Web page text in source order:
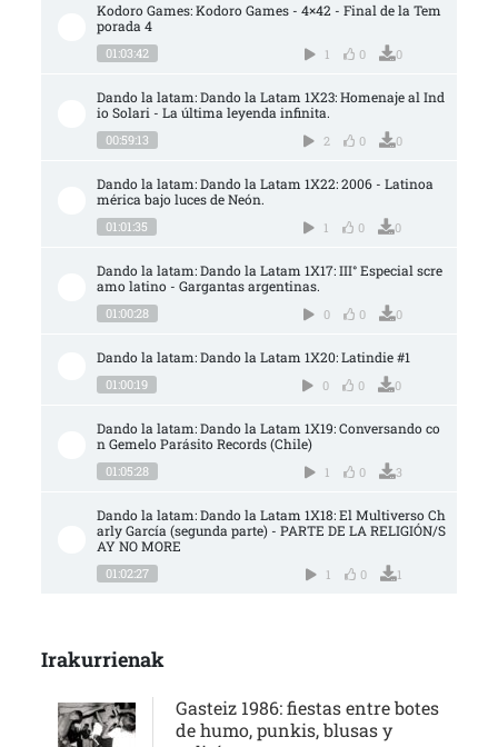
Kodoro Games: Kodoro Games - 4×42 - Final de la Tem
porada 4
01:03:42 1 0 0
Dando la latam: Dando la Latam 1X23: Homenaje al Ind
io Solari - La última leyenda infinita.
00:59:13 2 0 0
Dando la latam: Dando la Latam 1X22: 2006 - Latinoa
mérica bajo luces de Neón.
01:01:35 1 0 0
Dando la latam: Dando la Latam 1X17: III° Especial scre
amo latino - Gargantas argentinas.
01:00:28 0 0 0
Dando la latam: Dando la Latam 1X20: Latindie #1
01:00:19 0 0 0
Dando la latam: Dando la Latam 1X19: Conversando co
n Gemelo Parásito Records (Chile)
01:05:28 1 0 3
Dando la latam: Dando la Latam 1X18: El Multiverso Ch
arly García (segunda parte) - PARTE DE LA RELIGIÓN/S
AY NO MORE
01:02:27 1 0 1
Irakurrienak
Gasteiz 1986: fiestas entre botes
de humo, punkis, blusas y